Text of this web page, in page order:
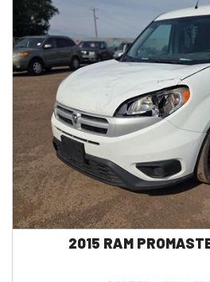
2015 RAM